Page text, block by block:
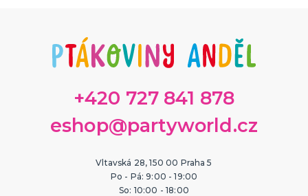
+420 727 841 878
eshop@partyworld.cz
Vltavská 28, 150 00 Praha 5
Po - Pá: 9:00 - 19:00
So: 10:00 - 18:00